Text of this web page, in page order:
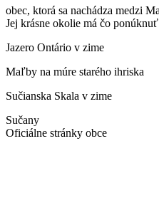
obec, ktorá sa nachádza medzi
Jej krásne okolie má čo
Jazero Ontário v zime
Maľby na múre starého ihriska
Sučianska Skala v zime
Sučany
Oficiálne stránky obce